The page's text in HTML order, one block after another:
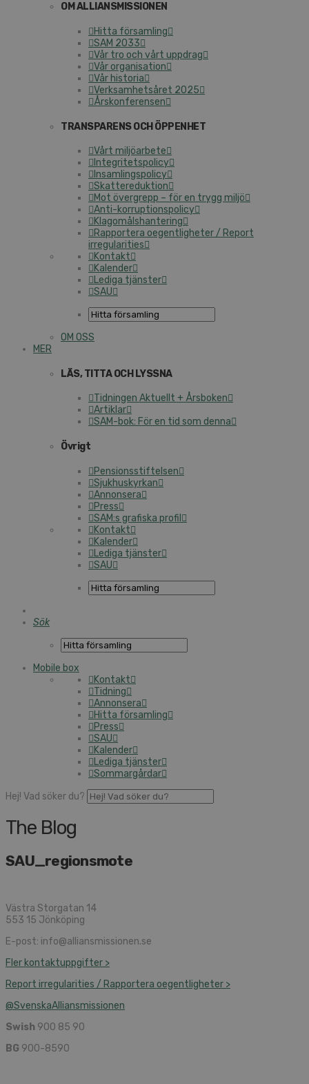
OM ALLIANSMISSIONEN
Hitta församling
SAM 2033
Vår tro och vårt uppdrag
Vår organisation
Vår historia
Verksamhetsåret 2025
Årskonferensen
TRANSPARENS OCH ÖPPENHET
Vårt miljöarbete
Integritetspolicy
Insamlingspolicy
Skattereduktion
Mot övergrepp – för en trygg miljö
Anti-korruptionspolicy
Klagomålshantering
Rapportera oegentligheter / Report
irregularities
Kontakt
Kalender
Lediga tjänster
SAU
OM OSS
MER
LÄS, TITTA OCH LYSSNA
Tidningen Aktuellt + Årsboken
Artiklar
SAM-bok: För en tid som denna
Övrigt
Pensionsstiftelsen
Sjukhuskyrkan
Annonsera
Press
SAM:s grafiska profil
Kontakt
Kalender
Lediga tjänster
SAU
Sök
Mobile box
Kontakt
Tidning
Annonsera
Hitta församling
Press
SAU
Kalender
Lediga tjänster
Sommargårdar
Hej! Vad söker du?
The Blog
SAU_regionsmote
Västra Storgatan 14
553 15 Jönköping
E-post: info@alliansmissionen.se
Fler kontaktuppgifter >
Report irregularities / Rapportera oegentligheter >
@SvenskaAlliansmissionen
Swish 900 85 90
BG 900-8590